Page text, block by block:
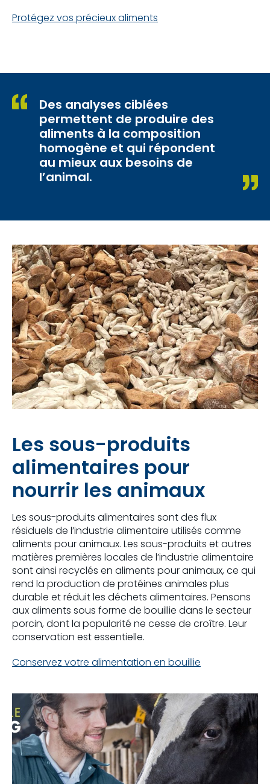
Protégez vos précieux aliments
Des analyses ciblées
permettent de produire des
aliments à la composition
homogène et qui répondent
au mieux aux besoins de
l’animal.
Les sous-produits
alimentaires pour
nourrir les animaux
Les sous-produits alimentaires sont des flux
résiduels de l’industrie alimentaire utilisés comme
aliments pour animaux. Les sous-produits et autres
matières premières locales de l’industrie alimentaire
sont ainsi recyclés en aliments pour animaux, ce qui
rend la production de protéines animales plus
durable et réduit les déchets alimentaires. Pensons
aux aliments sous forme de bouillie dans le secteur
porcin, dont la popularité ne cesse de croître. Leur
conservation est essentielle.
Conservez votre alimentation en bouillie